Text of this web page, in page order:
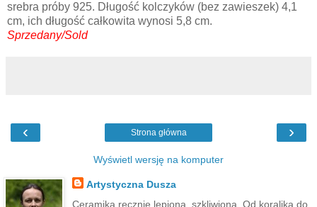
srebra próby 925. Długość kolczyków (bez zawieszek) 4,1
cm, ich długość całkowita wynosi 5,8 cm.
Sprzedany/Sold
‹ ›
Strona główna
Wyświetl wersję na komputer
Artystyczna Dusza
Ceramika ręcznie lepiona, szkliwiona. Od koralika do